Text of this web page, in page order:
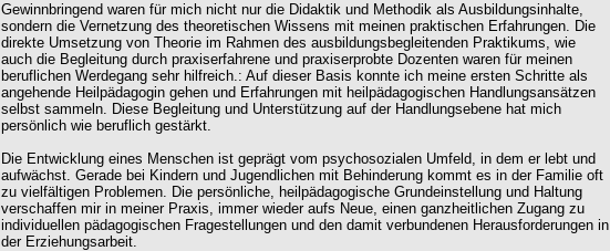
Gewinnbringend waren für mich nicht nur die Didaktik und Methodik als Ausbildungsinhalte,
sondern die Vernetzung des theoretischen Wissens mit meinen praktischen Erfahrungen. Die
direkte Umsetzung von Theorie im Rahmen des ausbildungsbegleitenden Praktikums, wie
auch die Begleitung durch praxiserfahrene und praxiserprobte Dozenten waren für meinen
beruflichen Werdegang sehr hilfreich.: Auf dieser Basis konnte ich meine ersten Schritte als
angehende Heilpädagogin gehen und Erfahrungen mit heilpädagogischen Handlungsansätzen
selbst sammeln. Diese Begleitung und Unterstützung auf der Handlungsebene hat mich
persönlich wie beruflich gestärkt.
Die Entwicklung eines Menschen ist geprägt vom psychosozialen Umfeld, in dem er lebt und
aufwächst. Gerade bei Kindern und Jugendlichen mit Behinderung kommt es in der Familie oft
zu vielfältigen Problemen. Die persönliche, heilpädagogische Grundeinstellung und Haltung
verschaffen mir in meiner Praxis, immer wieder aufs Neue, einen ganzheitlichen Zugang zu
individuellen pädagogischen Fragestellungen und den damit verbundenen Herausforderungen in
der Erziehungsarbeit.